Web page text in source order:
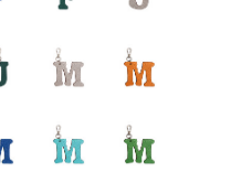
M - ChampagneM - Orange
lapisM - CaraïbesM - Gazon